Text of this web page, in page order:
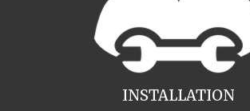
INSTALLATION